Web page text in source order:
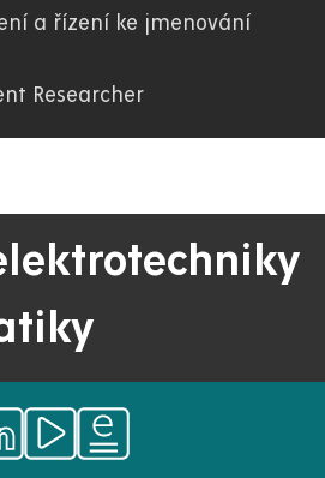
a řízení ke jmenování
Researcher